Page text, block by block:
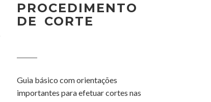
PROCEDIMENTO
DE CORTE
Guia básico com orientações
importantes para efetuar cortes nas